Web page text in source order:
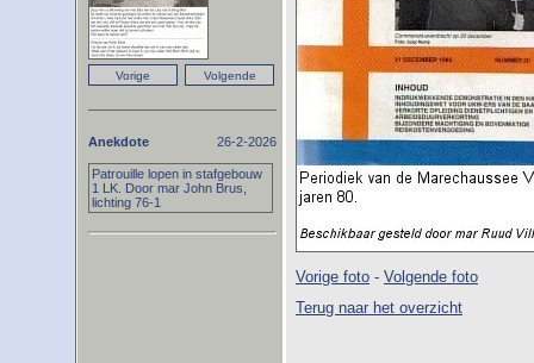
Vorige foto - Volgende foto
Terug naar het overzicht
Anekdote 26-2-2026
Patrouille lopen in stafgebouw
1 LK. Door mar John Brus,
lichting 76-1